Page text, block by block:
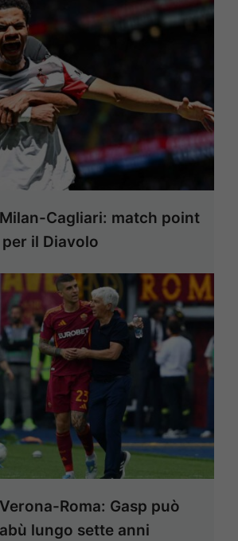
Cagliari: match point
il Diavolo
Roma: Gasp può
lungo sette anni